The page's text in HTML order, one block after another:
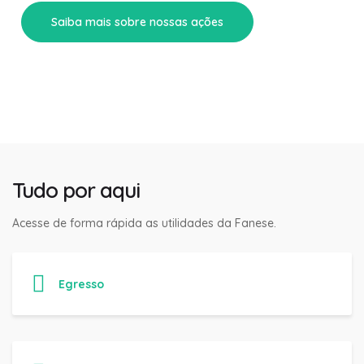
Saiba mais sobre nossas ações
Tudo por aqui
Acesse de forma rápida as utilidades da Fanese.
Egresso